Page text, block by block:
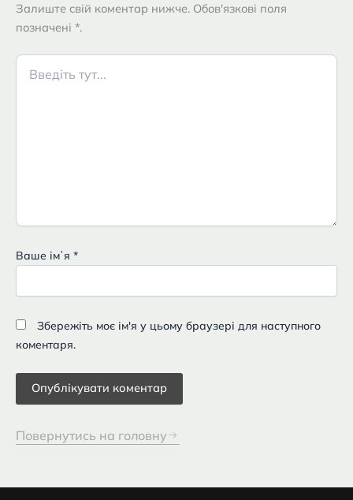
Залиште свій коментар нижче. Обов'язкові поля
позначені *.
Введіть
тут...
Ваше імʼя *
Збережіть моє ім'я у цьому браузері для наступного
коментаря.
Повернутись на головну